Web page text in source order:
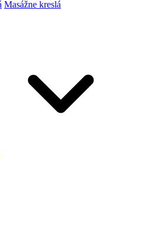
Masážne kreslá